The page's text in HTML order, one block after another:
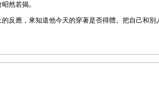
然若揭。
反應，來知道他今天的穿著是否得體。把自己和別
神話角色來做人格分類的嘗試，如大地母親、治療
（Dialogue Social Enterprise），創辦人叫安德